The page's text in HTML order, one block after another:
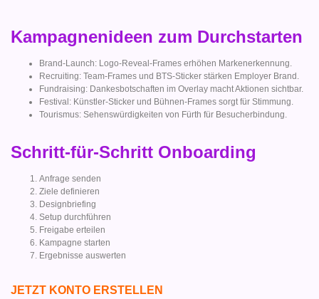
Kampagnenideen zum Durchstarten
Brand-Launch: Logo-Reveal-Frames erhöhen Markenerkennung.
Recruiting: Team-Frames und BTS-Sticker stärken Employer Brand.
Fundraising: Dankesbotschaften im Overlay macht Aktionen sichtbar.
Festival: Künstler-Sticker und Bühnen-Frames sorgt für Stimmung.
Tourismus: Sehenswürdigkeiten von Fürth für Besucherbindung.
Schritt-für-Schritt Onboarding
Anfrage senden
Ziele definieren
Designbriefing
Setup durchführen
Freigabe erteilen
Kampagne starten
Ergebnisse auswerten
JETZT KONTO ERSTELLEN